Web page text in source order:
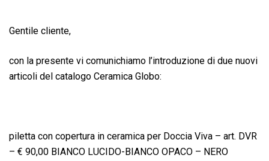
Gentile cliente,
con la presente vi comunichiamo l’introduzione di due nuovi
articoli del catalogo Ceramica Globo:
piletta con copertura in ceramica per Doccia Viva – art. DVR
– € 90,00 BIANCO LUCIDO-BIANCO OPACO – NERO